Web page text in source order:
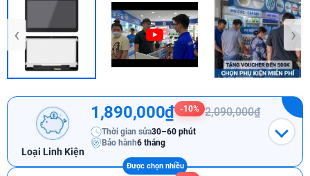
‹ ›
Loại Linh Kiện
1,890,000₫ -10% 2,090,000₫
Thời gian sửa30–60 phút
Bảo hành6 tháng